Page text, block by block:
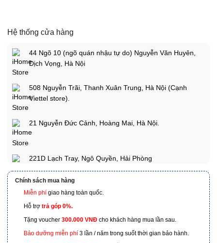
Hệ thống cửa hàng
44 Ngõ 10 (ngõ quán nhậu tự do) Nguyễn Văn Huyên,
Dịch Vọng, Hà Nội
508 Nguyễn Trãi, Thanh Xuân Trung, Hà Nội (Cạnh
Viettel store).
21 Nguyễn Đức Cảnh, Hoàng Mai, Hà Nội.
221D Lạch Tray, Ngô Quyền, Hải Phòng
173 Nguyễn Thái Bình, Phường 4, Quận Tân Bình, Hồ
Chí Minh
601 Hoàng Liên, TP Lào Cai
Chính sách mua hàng
Miễn phí giao hàng toàn quốc.
Hỗ trợ trả góp 0%.
Tặng voucher 300.000 VNĐ cho khách hàng mua lần sau.
Bảo dưỡng miễn phí 3 lần / năm trong suốt thời gian bảo hành.